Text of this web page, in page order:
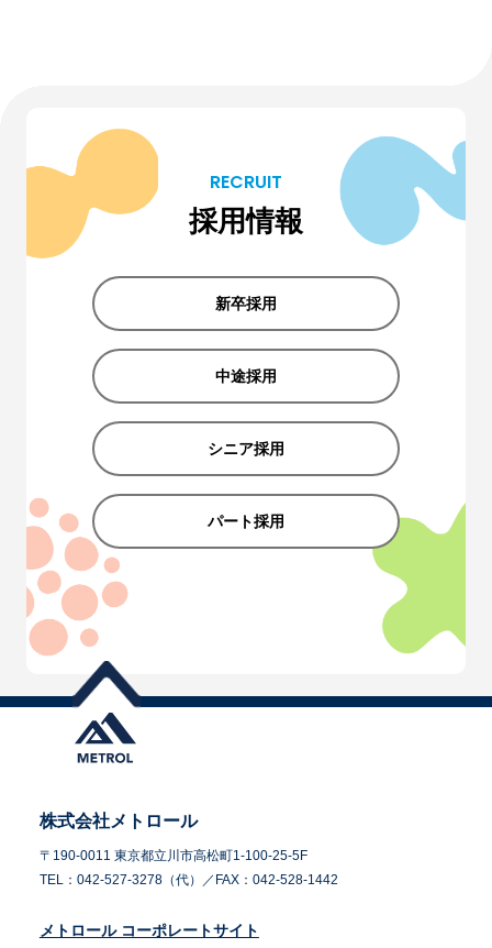
RECRUIT
採用情報
新卒採用
中途採用
シニア採用
パート採用
株式会社メトロール
〒190-0011 東京都立川市高松町1-100-25-5F
TEL：042-527-3278（代）／FAX：042-528-1442
メトロール コーポレートサイト